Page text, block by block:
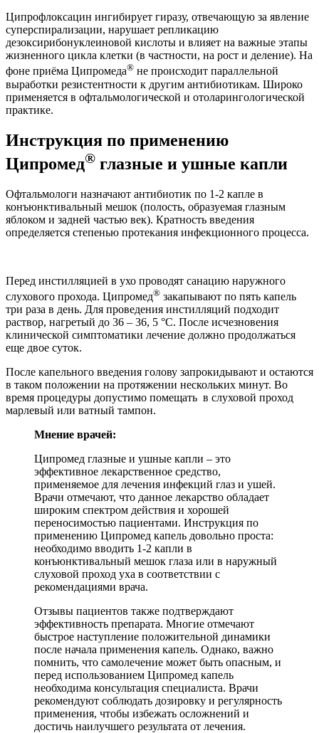
Ципрофлоксацин ингибирует гиразу, отвечающую за явление
суперспирализации, нарушает репликацию
дезоксирибонуклеиновой кислоты и влияет на важные этапы
жизненного цикла клетки (в частности, на рост и деление). На
фоне приёма Ципромеда® не происходит параллельной
выработки резистентности к другим антибиотикам. Широко
применяется в офтальмологической и отоларингологической
практике.
Инструкция по применению
Ципромед® глазные и ушные капли
Офтальмологи назначают антибиотик по 1-2 капле в
конъюнктивальный мешок (полость, образуемая глазным
яблоком и задней частью век). Кратность введения
определяется степенью протекания инфекционного процесса.
Перед инстилляцией в ухо проводят санацию наружного
слухового прохода. Ципромед® закапывают по пять капель
три раза в день. Для проведения инстилляций подходит
раствор, нагретый до 36 – 36, 5 °С. После исчезновения
клинической симптоматики лечение должно продолжаться
еще двое суток.
После капельного введения голову запрокидывают и остаются
в таком положении на протяжении нескольких минут. Во
время процедуры допустимо помещать в слуховой проход
марлевый или ватный тампон.
Мнение врачей:
Ципромед глазные и ушные капли – это
эффективное лекарственное средство,
применяемое для лечения инфекций глаз и ушей.
Врачи отмечают, что данное лекарство обладает
широким спектром действия и хорошей
переносимостью пациентами. Инструкция по
применению Ципромед капель довольно проста:
необходимо вводить 1-2 капли в
конъюнктивальный мешок глаза или в наружный
слуховой проход уха в соответствии с
рекомендациями врача.
Отзывы пациентов также подтверждают
эффективность препарата. Многие отмечают
быстрое наступление положительной динамики
после начала применения капель. Однако, важно
помнить, что самолечение может быть опасным, и
перед использованием Ципромед капель
необходима консультация специалиста. Врачи
рекомендуют соблюдать дозировку и регулярность
применения, чтобы избежать осложнений и
достичь наилучшего результата от лечения.